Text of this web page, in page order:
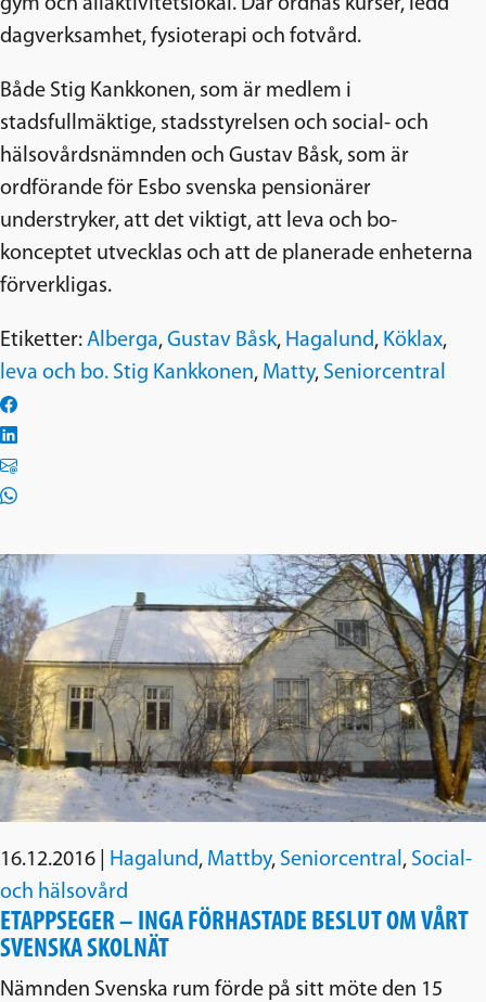
gym och allaktivitetslokal. Där ordnas kurser, ledd
dagverksamhet, fysioterapi och fotvård.
Både Stig Kankkonen, som är medlem i
stadsfullmäktige, stadsstyrelsen och social- och
hälsovårdsnämnden och Gustav Båsk, som är
ordförande för Esbo svenska pensionärer
understryker, att det viktigt, att leva och bo-
konceptet utvecklas och att de planerade enheterna
förverkligas.
Etiketter: Alberga, Gustav Båsk, Hagalund, Köklax,
leva och bo. Stig Kankkonen, Matty, Seniorcentral
16.12.2016 Hagalund, Mattby, Seniorcentral , Social-
och hälsovård
ETAPPSEGER – INGA FÖRHASTADE BESLUT OM VÅRT
SVENSKA SKOLNÄT
Nämnden Svenska rum förde på sitt möte den 15